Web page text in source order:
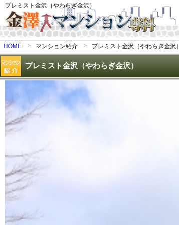
プレミスト金沢（やわらぎ金沢）
HOME マンション紹介 プレミスト金沢（やわらぎ金沢）
プレミスト金沢（やわらぎ金沢）